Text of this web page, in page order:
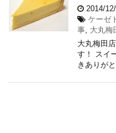
2014/
ケーゼ
事, 大丸梅
大丸梅田
す！ スイ
きありが